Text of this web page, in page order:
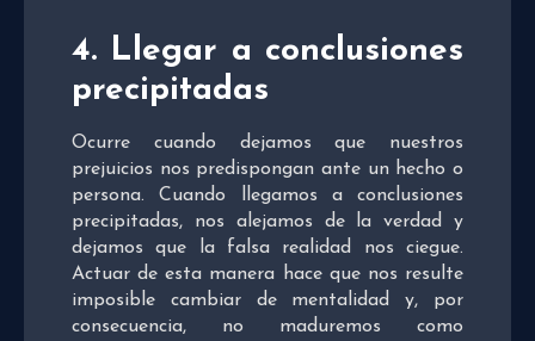
4. Llegar a conclusiones
precipitadas
Ocurre cuando dejamos que nuestros
prejuicios nos predispongan ante un hecho o
persona. Cuando llegamos a conclusiones
precipitadas, nos alejamos de la verdad y
dejamos que la falsa realidad nos ciegue.
Actuar de esta manera hace que nos resulte
imposible cambiar de mentalidad y, por
consecuencia, no maduremos como